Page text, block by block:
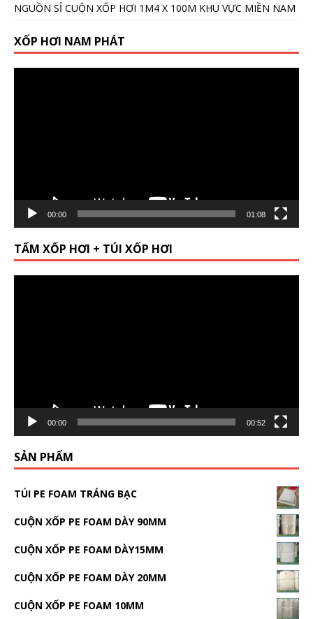
NGUỒN SỈ CUỘN XỐP HƠI 1M4 X 100M KHU VỰC MIỀN NAM
XỐP HƠI NAM PHÁT
00:00 01:08
TẤM XỐP HƠI + TÚI XỐP HƠI
00:00 00:52
SẢN PHẨM
TÚI PE FOAM TRÁNG BẠC
CUỘN XỐP PE FOAM DÀY 90MM
CUỘN XỐP PE FOAM DÀY15MM
CUỘN XỐP PE FOAM DÀY 20MM
CUỘN XỐP PE FOAM 10MM